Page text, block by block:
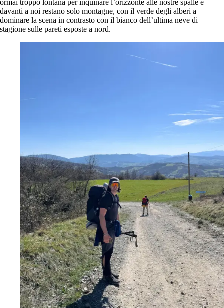
davanti a noi restano solo montagne, con il verde degli alberi a
dominare la scena in contrasto con il bianco dell’ultima neve di
stagione sulle pareti esposte a nord.